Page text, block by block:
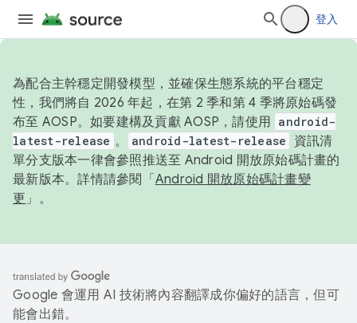
登入
為配合主幹穩定開發模型，並確保生態系統的平台穩定
性，我們將自 2026 年起，在第 2 季和第 4 季將原始碼發
布至 AOSP。如要建構及貢獻 AOSP，請使用 android-
latest-release 。 android-latest-release
資訊清
單分支版本一律會參照推送至 Android 開放原始碼計畫的
最新版本。詳情請參閱「 Android 開放原始碼計畫變
更 」。
Google 會運用 AI 技術將內容翻譯成你偏好的語言，但可
能會出錯。